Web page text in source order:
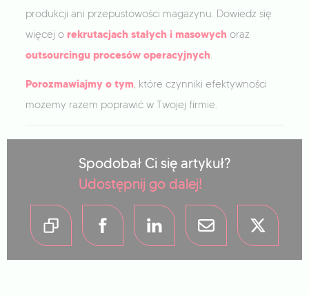
produkcji ani przepustowości magazynu. Dowiedz się
więcej o rekrutacjach stałych i masowych oraz
outsourcingu procesów operacyjnych
Porozmawiajmy o tym, które czynniki efektywności
możemy razem poprawić w Twojej firmie.
Spodobał Ci się artykuł?
Udostępnij go dalej!